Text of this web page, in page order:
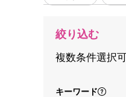
絞り込む
複数条件選択
キーワード